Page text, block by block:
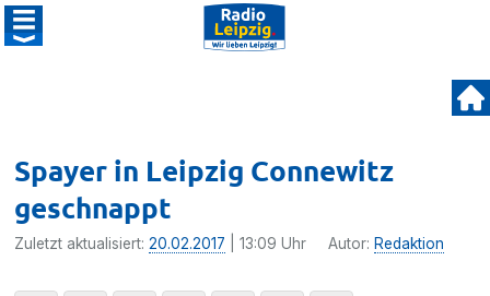
Spayer in Leipzig Connewitz
geschnappt
Zuletzt aktualisiert:20.02.2017 | 13:09 Uhr Autor: Redaktion